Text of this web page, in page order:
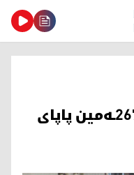
پرۆسەی هەڵبژاردنی 267ـەمین پاپای